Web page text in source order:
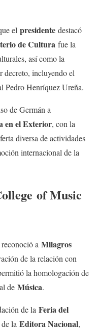
el presidente destacó
de Cultura fue la
así como la
decreto, incluyendo el
Pedro Henríquez Ureña.
de Germán a
en el Exterior, con la
diversa de actividades
internacional de la
of Music
reconoció a Milagros
de la relación con
la homologación de
de Música.
de la Feria del
la Editora Nacional,